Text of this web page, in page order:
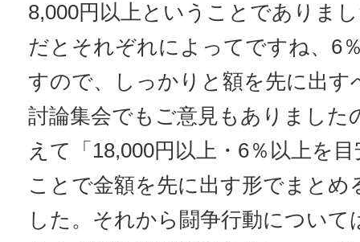
8,000円以上ということでありま
だとそれぞれによってですね、6
すので、しっかりと額を先に出す
討論集会でもご意見もありました
えて「18,000円以上・6％以上を
ことで金額を先に出す形でまとめ
した。それから闘争行動について